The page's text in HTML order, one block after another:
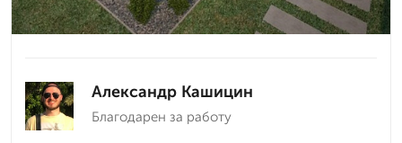
Александр Кашицин
Благодарен за работу